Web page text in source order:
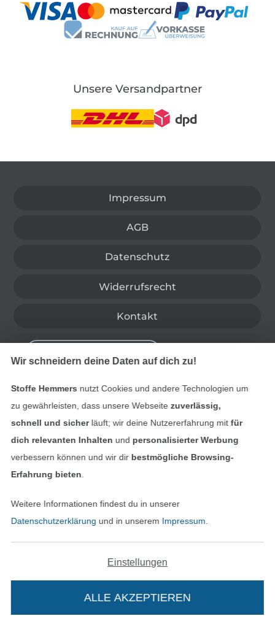
Unsere Versandpartner
Impressum
AGB
Datenschutz
Widerrufsrecht
Kontakt
Alle Preise inkl. der gesetzl. MwSt.
Finde mehr Inspiration
Deutsch
Nederlands
In den niederländischen
(France)
In den
Wir schneidern deine Daten auf dich zu!
Stoffe Hemmers nutzt Cookies und andere Technologien um
zu gewährleisten, dass unsere Webseite zuverlässig,
schnell und sicherläuft; wir deine Nutzererfahrung mitfür
dich relevanten Inhalten und personalisierter Werbung
verbessern können und wir dir bestmögliche Browsing-
Erfahrung bieten
Weitere Informationen findest du in unserer
Datenschutzerklärung und in unserem Impressum
Einstellungen
ALLE AKZEPTIEREN